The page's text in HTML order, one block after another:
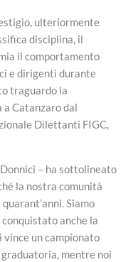
ulteriormente
disciplina, il
il comportamento
e dirigenti durante
traguardo la
Catanzaro dal
Dilettanti FIGC,
– ha sottolineato
la nostra comunità
Siamo
anche la
un campionato
mentre noi